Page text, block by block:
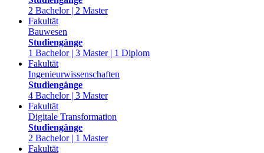
2 Bachelor | 2 Master
Fakultät
Bauwesen
Studiengänge
1 Bachelor | 3 Master | 1 Diplom
Fakultät
Ingenieurwissenschaften
Studiengänge
4 Bachelor | 3 Master
Fakultät
Digitale Transformation
Studiengänge
2 Bachelor | 1 Master
Fakultät